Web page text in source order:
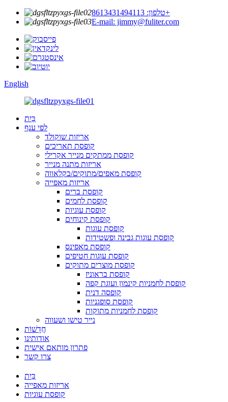
טלפון: 8613431494113+
E-mail: jimmy@fuliter.com
English
בַּיִת
לפי ענף
אריזות שוקולד
קופסת תאריכים
קופסת ממתקים מנייר אקרילי
אריזות מתנה מנייר
קופסת מאפים/מתוקים/בקלאווה
אריזות מאפייה
קופסת ברים
קופסת לחמים
קופסת עוגיות
קופסת קינוחים
קופסת עוגות
קופסת עוגות גבינה ופשטידות
קופסת מאפינס
קופסת עוגות חטיפים
קופסת מוצרים מתוקים
קופסת בראוניז
קופסת לחמניות קינמון ועוגת קפה
קופסה דנית
קופסת סופגניות
קופסת לחמניות מתוקות
נייר טישו ושעווה
חֲדָשׁוֹת
אודותינו
פתרון מותאם אישית
צרו קשר
בַּיִת
אריזות מאפייה
קופסת עוגיות